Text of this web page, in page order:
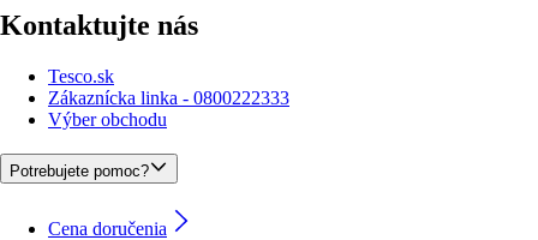
Kontaktujte nás
Tesco.sk
Zákaznícka linka - 0800222333
Výber obchodu
Potrebujete pomoc?
Cena doručenia